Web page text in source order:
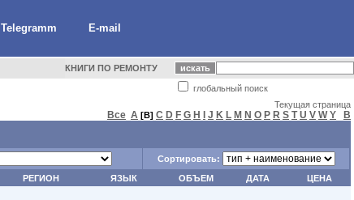
Telegramm E-mail
КНИГИ ПО РЕМОНТУ
глобальный поиск
Текущая страница
Все A [B] C D F G H J K L M N O P R S T U V W Y В
Сортировать:
РЕГИОН ЯЗЫК ОБЪЕМ ДАТА ЦЕНА